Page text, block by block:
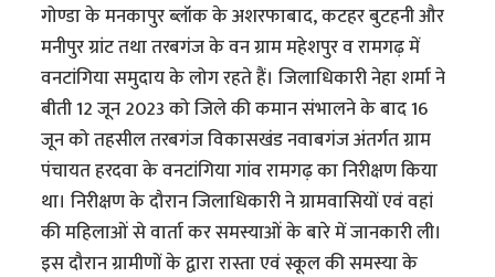
गोण्डा के मनकापुर ब्लॉक के अशरफाबाद, कटहर बुटहनी और
मनीपुर ग्रांट तथा तरबगंज के वन ग्राम महेशपुर व रामगढ़ में
वनटांगिया समुदाय के लोग रहते हैं। जिलाधिकारी नेहा शर्मा ने
बीती 12 जून 2023 को जिले की कमान संभालने के बाद 16
जून को तहसील तरबगंज विकासखंड नवाबगंज अंतर्गत ग्राम
पंचायत हरदवा के वनटांगिया गांव रामगढ़ का निरीक्षण किया
था। निरीक्षण के दौरान जिलाधिकारी ने ग्रामवासियों एवं वहां
की महिलाओं से वार्ता कर समस्याओं के बारे में जानकारी ली।
इस दौरान ग्रामीणों के द्वारा रास्ता एवं स्कूल की समस्या के